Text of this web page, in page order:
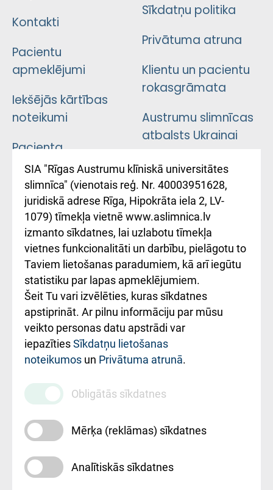
Kontakti
Pacientu
apmeklējumi
Iekšējās kārtības
noteikumi
Pacienta
atsauksmju/sūdzību
iesniegšanas
kārtība
Kā pie mums nokļūt
Rēķinu apmaksas
ceļvedis
Rekvizīti un
ārstniecības
iestādes kods
010000234
Maksas
pakalpojumu
cenrādis
Sīkdatņu politika
Privātuma atruna
Klientu un pacientu
rokasgrāmata
Austrumu slimnīcas
atbalsts Ukrainai
Підтримка Східної
лікарні та співпраця з
Україною
SIA "Rīgas Austrumu klīniskā universitātes
slimnīca" (vienotais reģ. Nr. 40003951628,
juridiskā adrese Rīga, Hipokrāta iela 2, LV-
1079) tīmekļa vietnē www.aslimnica.lv
izmanto sīkdatnes, lai uzlabotu tīmekļa
vietnes funkcionalitāti un darbību, pielāgotu to
Taviem lietošanas paradumiem, kā arī iegūtu
statistiku par lapas apmeklējumiem.
Šeit Tu vari izvēlēties, kuras sīkdatnes
apstiprināt. Ar pilnu informāciju par mūsu
veikto personas datu apstrādi var
iepazītiesSīkdatņu lietošanas
noteikumos un Privātuma atrunā.
Obligātās sīkdatnes
Mērķa (reklāmas) sīkdatnes
Analītiskās sīkdatnes